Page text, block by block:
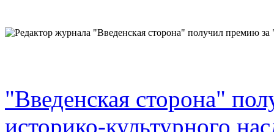
"Введенская сторона"
историко-культурного